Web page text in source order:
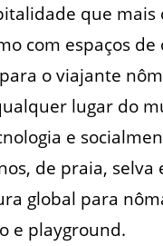
que
com espaços
o viajante
lugar do
e
de praia,
global para
e playground.